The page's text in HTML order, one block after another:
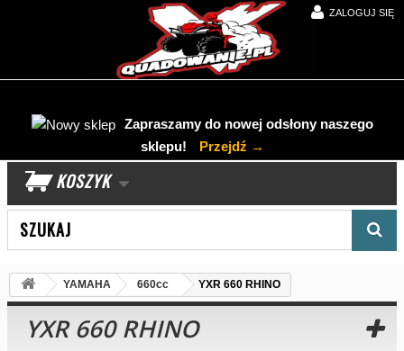
ZALOGUJ SIĘ
Zapraszamy do nowej odsłony naszego
sklepu!
Przejdź →
KOSZYK
YAMAHA 660cc YXR 660 RHINO
YXR 660 RHINO